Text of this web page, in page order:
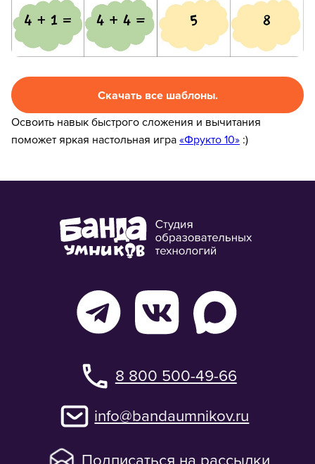
Скачать все шаблоны.
Освоить навык быстрого сложения и вычитания
поможет яркая настольная игра«Фрукто 10» :)
8 800 500-49-66
«Банда умников» — студия образовательных технологий
2012 — 2026
Подписаться на рассылки